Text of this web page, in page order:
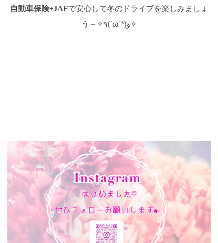
自動車保険+JAFで安心して冬のドライブを楽しみましょ
う～✧٩(ˊωˋ*)و✧